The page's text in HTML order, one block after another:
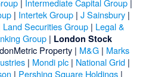
| Intermediate Capital Group|
| Intertek Group| J Sainsbury|
Land Securities Group| Legal &
Group | London Stock
Property| M&G| Marks
| Mondi plc| National Grid|
| Pershing Square Holdings|